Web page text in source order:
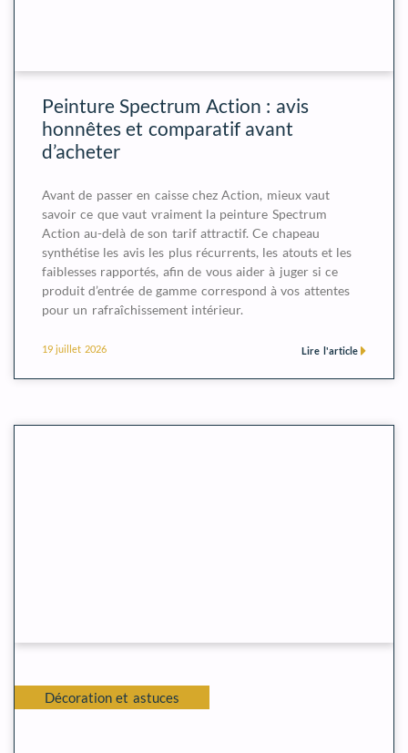
Peinture Spectrum Action : avis
honnêtes et comparatif avant
d’acheter
Avant de passer en caisse chez Action, mieux vaut
savoir ce que vaut vraiment la peinture Spectrum
Action au-delà de son tarif attractif. Ce chapeau
synthétise les avis les plus récurrents, les atouts et les
faiblesses rapportés, afin de vous aider à juger si ce
produit d’entrée de gamme correspond à vos attentes
pour un rafraîchissement intérieur.
Lire l'article
19 juillet 2026
Décoration et astuces